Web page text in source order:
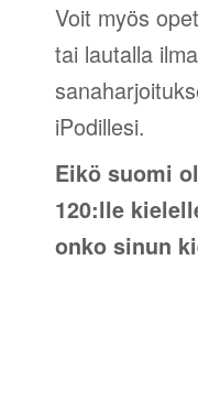
Voit myös
tai lautalla
iPodillesi.
Eikö suomi
120:lle
onko sinun